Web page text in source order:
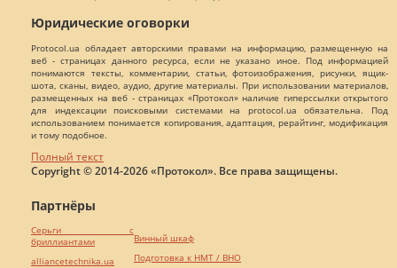
Юридические оговорки
Protocol.ua обладает авторскими правами на информацию, размещенную на
веб - страницах данного ресурса, если не указано иное. Под информацией
понимаются тексты, комментарии, статьи, фотоизображения, рисунки, ящик-
шота, сканы, видео, аудио, другие материалы. При использовании материалов,
размещенных на веб - страницах «Протокол» наличие гиперссылки открытого
для индексации поисковыми системами на protocol.ua обязательна. Под
использованием понимается копирования, адаптация, рерайтинг, модификация
и тому подобное.
Полный текст
Copyright © 2014-2026 «Протокол». Все права защищены.
Партнёры
Серьги с
бриллиантами
alliancetechnika.ua
Винный шкаф
Подготовка к НМТ / ВНО